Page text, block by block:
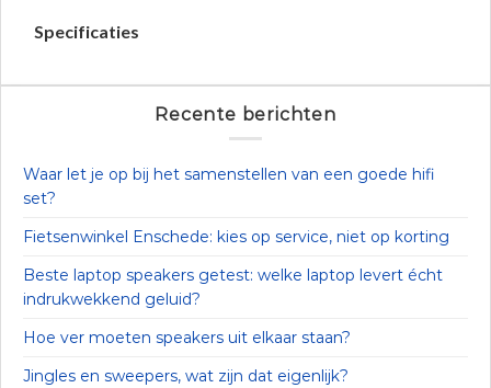
Specificaties
Recente berichten
Waar let je op bij het samenstellen van een goede hifi
set?
Fietsenwinkel Enschede: kies op service, niet op korting
Beste laptop speakers getest: welke laptop levert écht
indrukwekkend geluid?
Hoe ver moeten speakers uit elkaar staan?
Jingles en sweepers, wat zijn dat eigenlijk?